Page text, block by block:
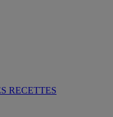
RECETTES